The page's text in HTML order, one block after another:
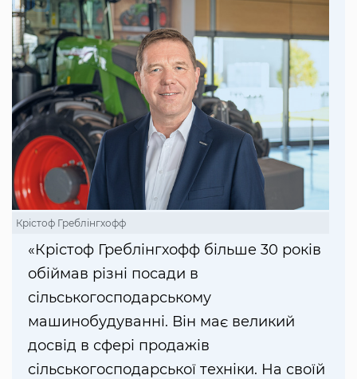
Крістоф Греблінгхофф
«Крістоф Греблінгхофф більше 30 років
обіймав різні посади в
сільськогосподарському
машинобудуванні. Він має великий
досвід в сфері продажів
сільськогосподарської техніки. На своїй